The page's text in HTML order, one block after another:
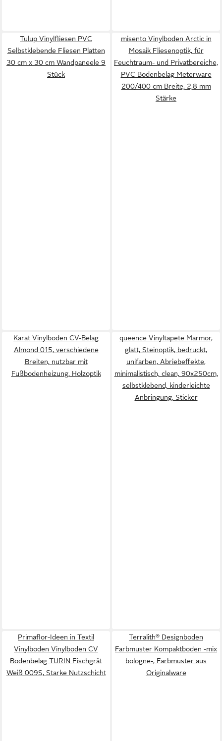
Tulup Vinylfliesen PVC
Selbstklebende Fliesen Platten
30 cm x 30 cm Wandpaneele 9
Stück
misento Vinylboden Arctic in
Mosaik Fliesenoptik, für
Feuchtraum- und Privatbereiche,
PVC Bodenbelag Meterware
200/400 cm Breite, 2,8 mm
Stärke
Karat Vinylboden CV-Belag
Almond 015, verschiedene
Breiten, nutzbar mit
Fußbodenheizung, Holzoptik
queence Vinyltapete Marmor,
glatt, Steinoptik, bedruckt,
unifarben, Abriebeffekte,
minimalistisch, clean, 90x250cm,
selbstklebend, kinderleichte
Anbringung, Sticker
Primaflor-Ideen in Textil
Vinylboden Vinylboden CV
Bodenbelag TURIN Fischgrät
Weiß 009S, Starke Nutzschicht
Terralith® Designboden
Farbmuster Kompaktboden -mix
bologne-, Farbmuster aus
Originalware